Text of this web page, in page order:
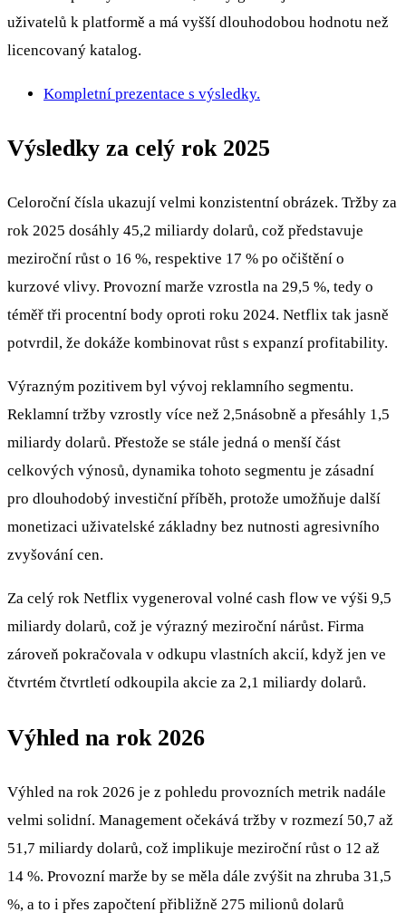
uživatelů k platformě a má vyšší dlouhodobou hodnotu než
licencovaný katalog.
Kompletní prezentace s výsledky.
Výsledky za celý rok 2025
Celoroční čísla ukazují velmi konzistentní obrázek. Tržby za
rok 2025 dosáhly 45,2 miliardy dolarů, což představuje
meziroční růst o 16 %, respektive 17 % po očištění o
kurzové vlivy. Provozní marže vzrostla na 29,5 %, tedy o
téměř tři procentní body oproti roku 2024. Netflix tak jasně
potvrdil, že dokáže kombinovat růst s expanzí profitability.
Výrazným pozitivem byl vývoj reklamního segmentu.
Reklamní tržby vzrostly více než 2,5násobně a přesáhly 1,5
miliardy dolarů. Přestože se stále jedná o menší část
celkových výnosů, dynamika tohoto segmentu je zásadní
pro dlouhodobý investiční příběh, protože umožňuje další
monetizaci uživatelské základny bez nutnosti agresivního
zvyšování cen.
Za celý rok Netflix vygeneroval volné cash flow ve výši 9,5
miliardy dolarů, což je výrazný meziroční nárůst. Firma
zároveň pokračovala v odkupu vlastních akcií, když jen ve
čtvrtém čtvrtletí odkoupila akcie za 2,1 miliardy dolarů.
Výhled na rok 2026
Výhled na rok 2026 je z pohledu provozních metrik nadále
velmi solidní. Management očekává tržby v rozmezí 50,7 až
51,7 miliardy dolarů, což implikuje meziroční růst o 12 až
14 %. Provozní marže by se měla dále zvýšit na zhruba 31,5
%, a to i přes započtení přibližně 275 milionů dolarů